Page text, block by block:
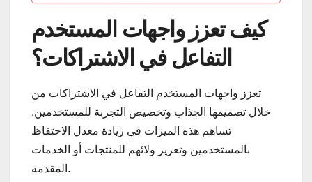
كيف تعزز واجهات المستخدم
التفاعل في الاشتراكات؟
تعزز واجهات المستخدم التفاعل في الاشتراكات من
خلال تصميمها الجذاب وتخصيص التجربة للمستخدمين.
تساهم هذه الميزات في زيادة معدل الاحتفاظ
بالمستخدمين وتعزيز ولائهم للمنتجات أو الخدمات
المقدمة.